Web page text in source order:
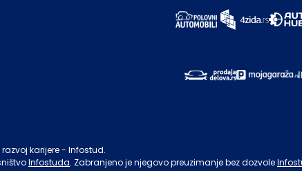
karijere - Infostud.
Infostuda. Zabranjeno je njegovo preuzimanje bez dozvole